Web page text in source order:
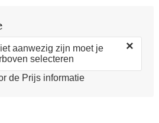
aanwezig zijn moet je
selecteren
×
de Prijs informatie